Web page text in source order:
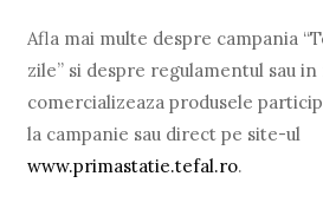
Afla mai multe despre campania
zile” si despre regulamentul sau
comercializeaza produsele
la campanie sau direct pe site-ul
www.primastatie.tefal.ro.